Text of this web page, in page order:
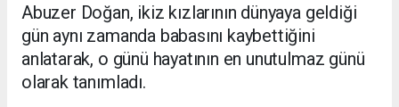
Abuzer Doğan, ikiz kızlarının dünyaya geldiği
gün aynı zamanda babasını kaybettiğini
anlatarak, o günü hayatının en unutulmaz günü
olarak tanımladı.